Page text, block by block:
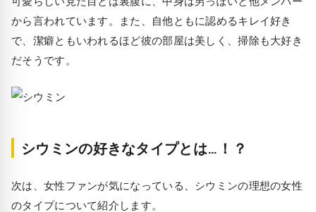
から言われています。また、自他ともに認めるキレイ好き
で、潔癖ともいわれるほど彼の部屋は美しく、掃除も大好き
だそうです。
シウミンの好きなタイプとは…！？
次は、女性ファンが気になっている、シウミンの理想の女性
のタイプについて紹介します。